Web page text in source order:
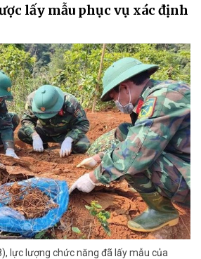
lấy mẫu phục vụ xác định
lực lượng chức năng đã lấy mẫu của